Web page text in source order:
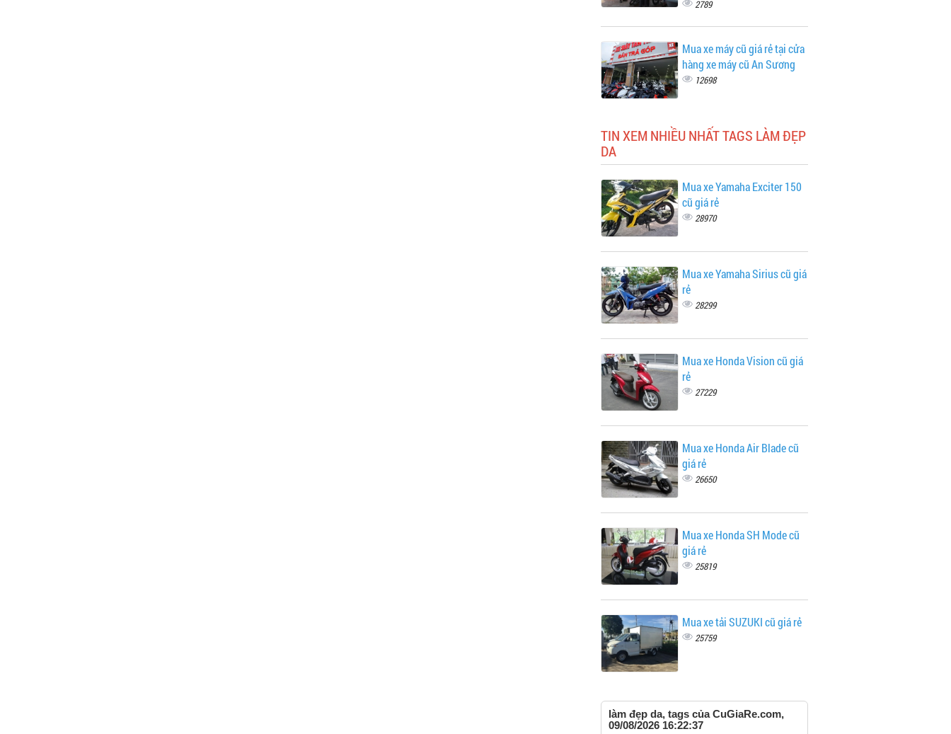
2789
Mua xe máy cũ giá rẻ tại cửa
hàng xe máy cũ An Sương
12698
TIN XEM NHIỀU NHẤT TAGS LÀM ĐẸP
DA
Mua xe Yamaha Exciter 150
cũ giá rẻ
28970
Mua xe Yamaha Sirius cũ giá
rẻ
28299
Mua xe Honda Vision cũ giá
rẻ
27229
Mua xe Honda Air Blade cũ
giá rẻ
26650
Mua xe Honda SH Mode cũ
giá rẻ
25819
Mua xe tải SUZUKI cũ giá rẻ
25759
làm đẹp da, tags của CuGiaRe.com,
09/08/2026 16:22:37